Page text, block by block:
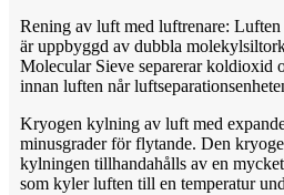
Rening av luft med luftrenare:
är uppbyggd av dubbla
Molecular Sieve separerar koldioxid
innan luften når
Kryogen kylning av luft med
minusgrader för flytande. Den
kylningen tillhandahålls av en
som kyler luften till en temperatur